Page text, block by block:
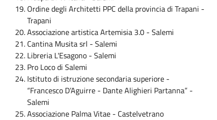
Ordine degli Architetti PPC della provincia di Trapani -
Trapani
Associazione artistica Artemisia 3.0 - Salemi
Cantina Musita srl - Salemi
Libreria L'Esagono - Salemi
Pro Loco di Salemi
Istituto di istruzione secondaria superiore -
“Francesco D’Aguirre - Dante Alighieri Partanna” -
Salemi
Associazione Palma Vitae - Castelvetrano